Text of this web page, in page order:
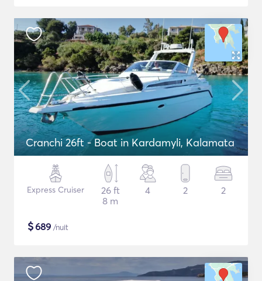
Cranchi 26ft - Boat in Kardamyli, Kalamata
Express Cruiser
26 ft
8 m
4 2 2
$689 /nuit